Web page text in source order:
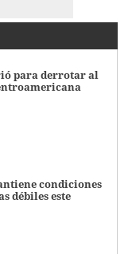
para derrotar al
condiciones
débiles este